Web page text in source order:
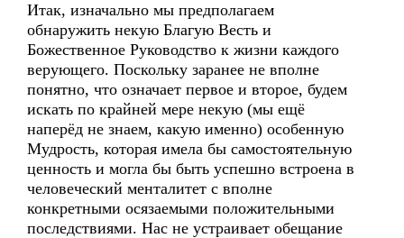
Итак, изначально мы предполагаем
обнаружить некую Благую Весть и
Божественное Руководство к жизни каждого
верующего. Поскольку заранее не вполне
понятно, что означает первое и второе, будем
искать по крайней мере некую (мы ещё
наперёд не знаем, какую именно) особенную
Мудрость, которая имела бы самостоятельную
ценность и могла бы быть успешно встроена в
человеческий менталитет с вполне
конкретными осязаемыми положительными
последствиями. Нас не устраивает обещание